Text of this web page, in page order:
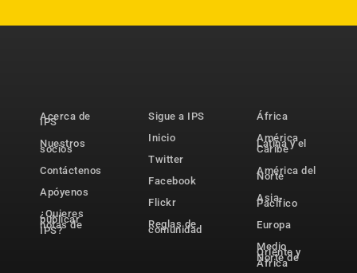
Acerca de
IPS
Nuestros
socios
Contáctenos
Apóyenos
¿Quieres
publicar
notas de
IPS?
Sigue a IPS
Inicio
Twitter
Facebook
Flickr
Reglas de
comunidad
África
América
Latina y el
Caribe
América del
Norte
Asia-
Pacífico
Europa
Medio
Oriente y
Norte de
África